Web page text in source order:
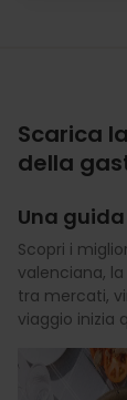
Scarica
della
Una
Scopri i
valenciana,
tra mercati,
viaggio inizia